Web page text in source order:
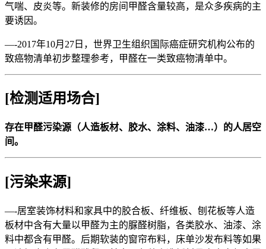
气喘、皮炎等。新装修的房间甲醛含量较高，是众多疾病的主
要诱因。
—-2017年10月27日，世界卫生组织国际癌症研究机构公布的
致癌物清单初步整理参考，甲醛在一类致癌物清单中。
[检测适用场合]
存在甲醛污染源（人造板材、胶水、涂料、油漆…）的人居空
间。
[污染来源]
—-居室装饰材料和家具中的胶合板、纤维板、刨花板等人造
板材中含有大量以甲醛为主的脲醛树脂，各类胶水、油漆、涂
料中都含有甲醛。后期软装的窗帘布料，床单沙发布料等如果